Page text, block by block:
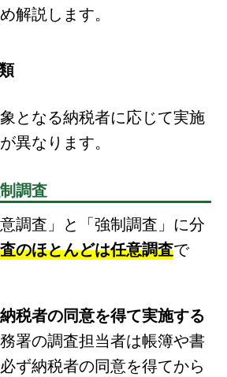
解説します。
となる納税者に応じて実施
異なります。
調査
調査」と「強制調査」に分
のほとんどは任意調査で
税者の同意を得て実施する
署の調査担当者は帳簿や書
ず納税者の同意を得てから